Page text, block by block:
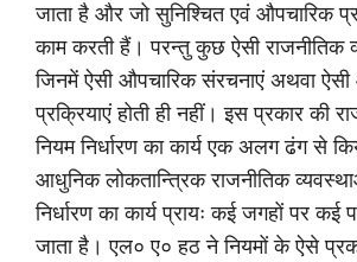
जाता है और जो सुनिश्चित एवं औपचारिक
काम करती हैं। परन्तु कुछ ऐसी राजनीतिक
जिनमें ऐसी औपचारिक संरचनाएं अथवा
प्रक्रियाएं होती ही नहीं। इस प्रकार की
नियम निर्धारण का कार्य एक अलग ढंग से
आधुनिक लोकतान्त्रिक राजनीतिक
निर्धारण का कार्य प्रायः कई जगहों पर कई
जाता है। एल० ए० हठ ने नियमों के ऐसे